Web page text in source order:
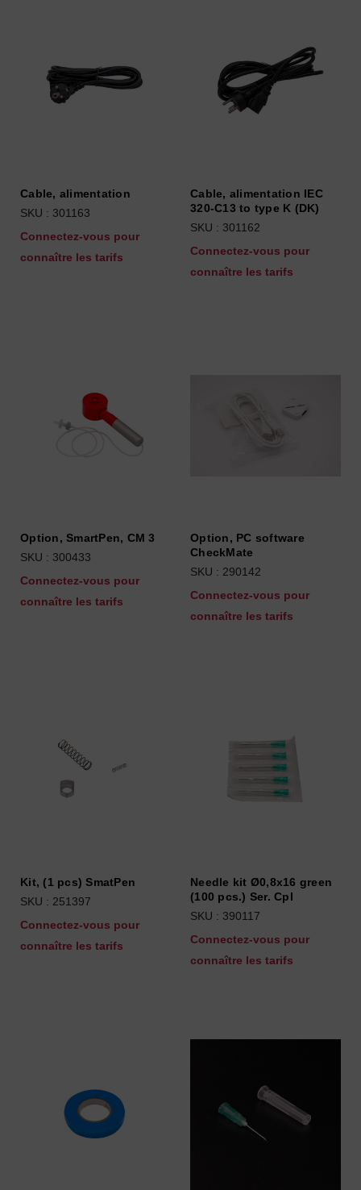
Cable, alimentation
SKU : 301163
Connectez-vous pour
connaître les tarifs
Cable, alimentation IEC
320-C13 to type K (DK)
SKU : 301162
Connectez-vous pour
connaître les tarifs
Option, SmartPen, CM 3
SKU : 300433
Connectez-vous pour
connaître les tarifs
Option, PC software
CheckMate
SKU : 290142
Connectez-vous pour
connaître les tarifs
Kit, (1 pcs) SmatPen
SKU : 251397
Connectez-vous pour
connaître les tarifs
Needle kit Ø0,8x16 green
(100 pcs.) Ser. Cpl
SKU : 390117
Connectez-vous pour
connaître les tarifs